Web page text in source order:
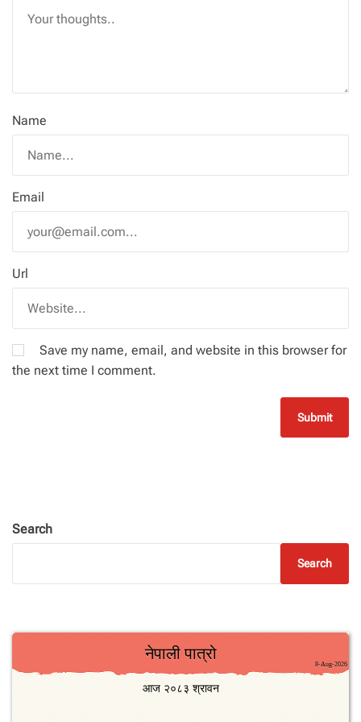
Name
Email
Url
Save my name, email, and website in this browser for
the next time I comment.
Search
Search